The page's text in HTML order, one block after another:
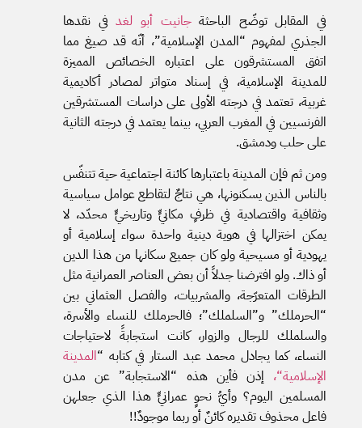
في المقابل توضّح الباحثةجانيت أبو لغدفي نقدها
الجذري لمفهوم “المدن الإسلامية”، أنّه قد صيغ مما
اتفق المستشرقون على اعتباره الخصائص المميزة
للمدينة الإسلامية، في إسناد متواتر لمصادر أكاديمية
غربية، تعتمد في درجته الأولى على دراسات المستشرقين
الفرنسيين في المغرب العربي، بينما يعتمد في درجته الثانية
على حلب ودمشق.
ومن ثم فإن المدينة باعتبارها كائنة اجتماعية حية تتنفّس
بالناس الذين يسكنونها، هي نتاجٌ لتقاطع عوامل سياسية
وثقافية واقتصادية في ظرفٍ مكانيٍّ وتاريخيٍّ محدّد، لا
يمكن اختزالها في هوية دينية واحدة سواء إسلامية أو
يهودية أو مسيحية ولو كان جميع سكانها من هذا الدين
أو ذاك. ولو افترضنا جدلاً أن بعض العناصر العمرانية مثل
الطرقات المتعرّجة، والمشربيات، والفصل العثماني بين
“الحرملك” و”السلملك”؛ فالحرملك للنساء والأسرة،
والسلملك للرجال والزوار، كانت استجابةً لاحتياجات
النساء، كما يجادل محمد عبد الستار في كتابه “المدينة
الإسلامية“، إذن فأين هذه “الاستجابة” عن مدن
المسلمين اليوم؟ وأيُّ نحوٍ عمرانيٍّ هذا الذي جعلهن
فاعل محذوف تقديره كائنٌ أو ربما موجودٌ!!